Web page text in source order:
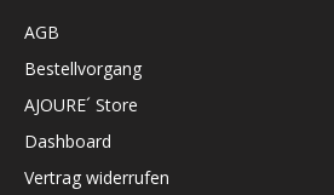
AGB
Bestellvorgang
AJOURE´ Store
Dashboard
Vertrag widerrufen